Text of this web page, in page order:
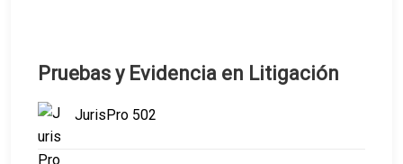
Pruebas y Evidencia en Litigación
JurisPro 502